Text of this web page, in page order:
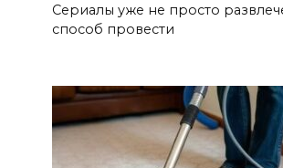
Сериалы уже не просто
способ провести